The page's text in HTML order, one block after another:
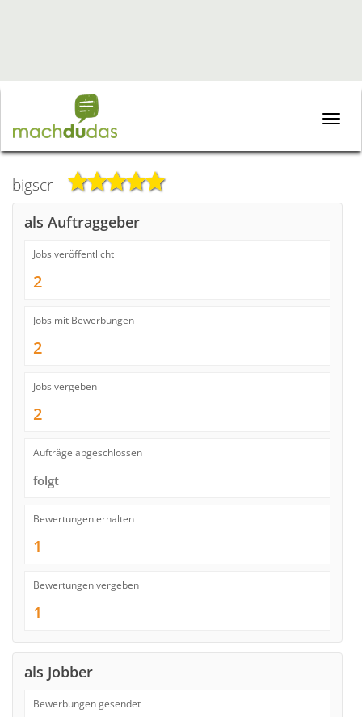
Toggle
bigscr
als Auftraggeber
Jobs veröffentlicht
2
Jobs mit Bewerbungen
2
Jobs vergeben
2
Aufträge abgeschlossen
folgt
Bewertungen erhalten
1
Bewertungen vergeben
1
als Jobber
Bewerbungen gesendet